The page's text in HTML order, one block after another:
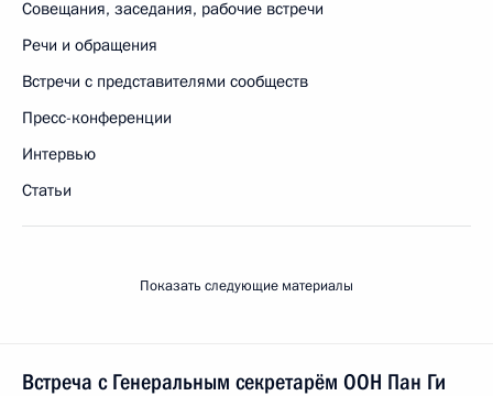
Совещания, заседания, рабочие встречи
Речи и обращения
Встречи с представителями сообществ
Пресс-конференции
Интервью
Статьи
Показать следующие материалы
Встреча с Генеральным секретарём ООН Пан Ги